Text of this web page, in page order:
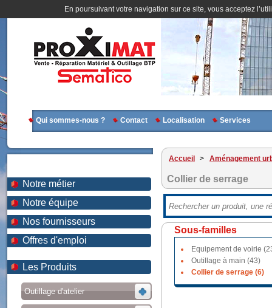
En poursuivant votre navigation sur ce site, vous acceptez
Qui sommes-nous ? Contact Localisation Services
Notre métier
Notre équipe
Nos fournisseurs
Offres d'emploi
Les Produits
Outillage d'atelier
Accueil > Aménagement
Collier de serrage
Sous-familles
Equipement de voirie
Outillage à main (43)
Collier de serrage (6)